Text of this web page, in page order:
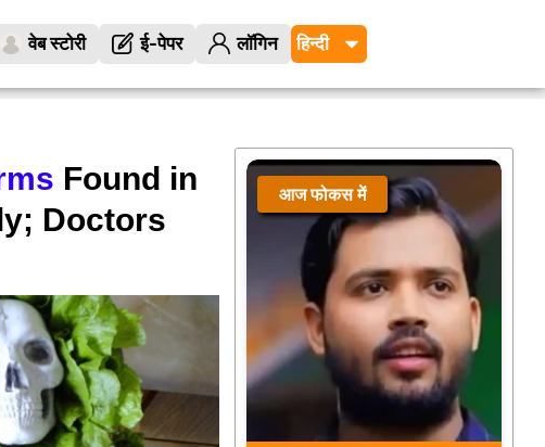
वेब स्टोरी ई-पेपर लॉगिन
Found in
Doctors
आज फोकस में